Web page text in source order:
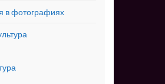
в фотографиях